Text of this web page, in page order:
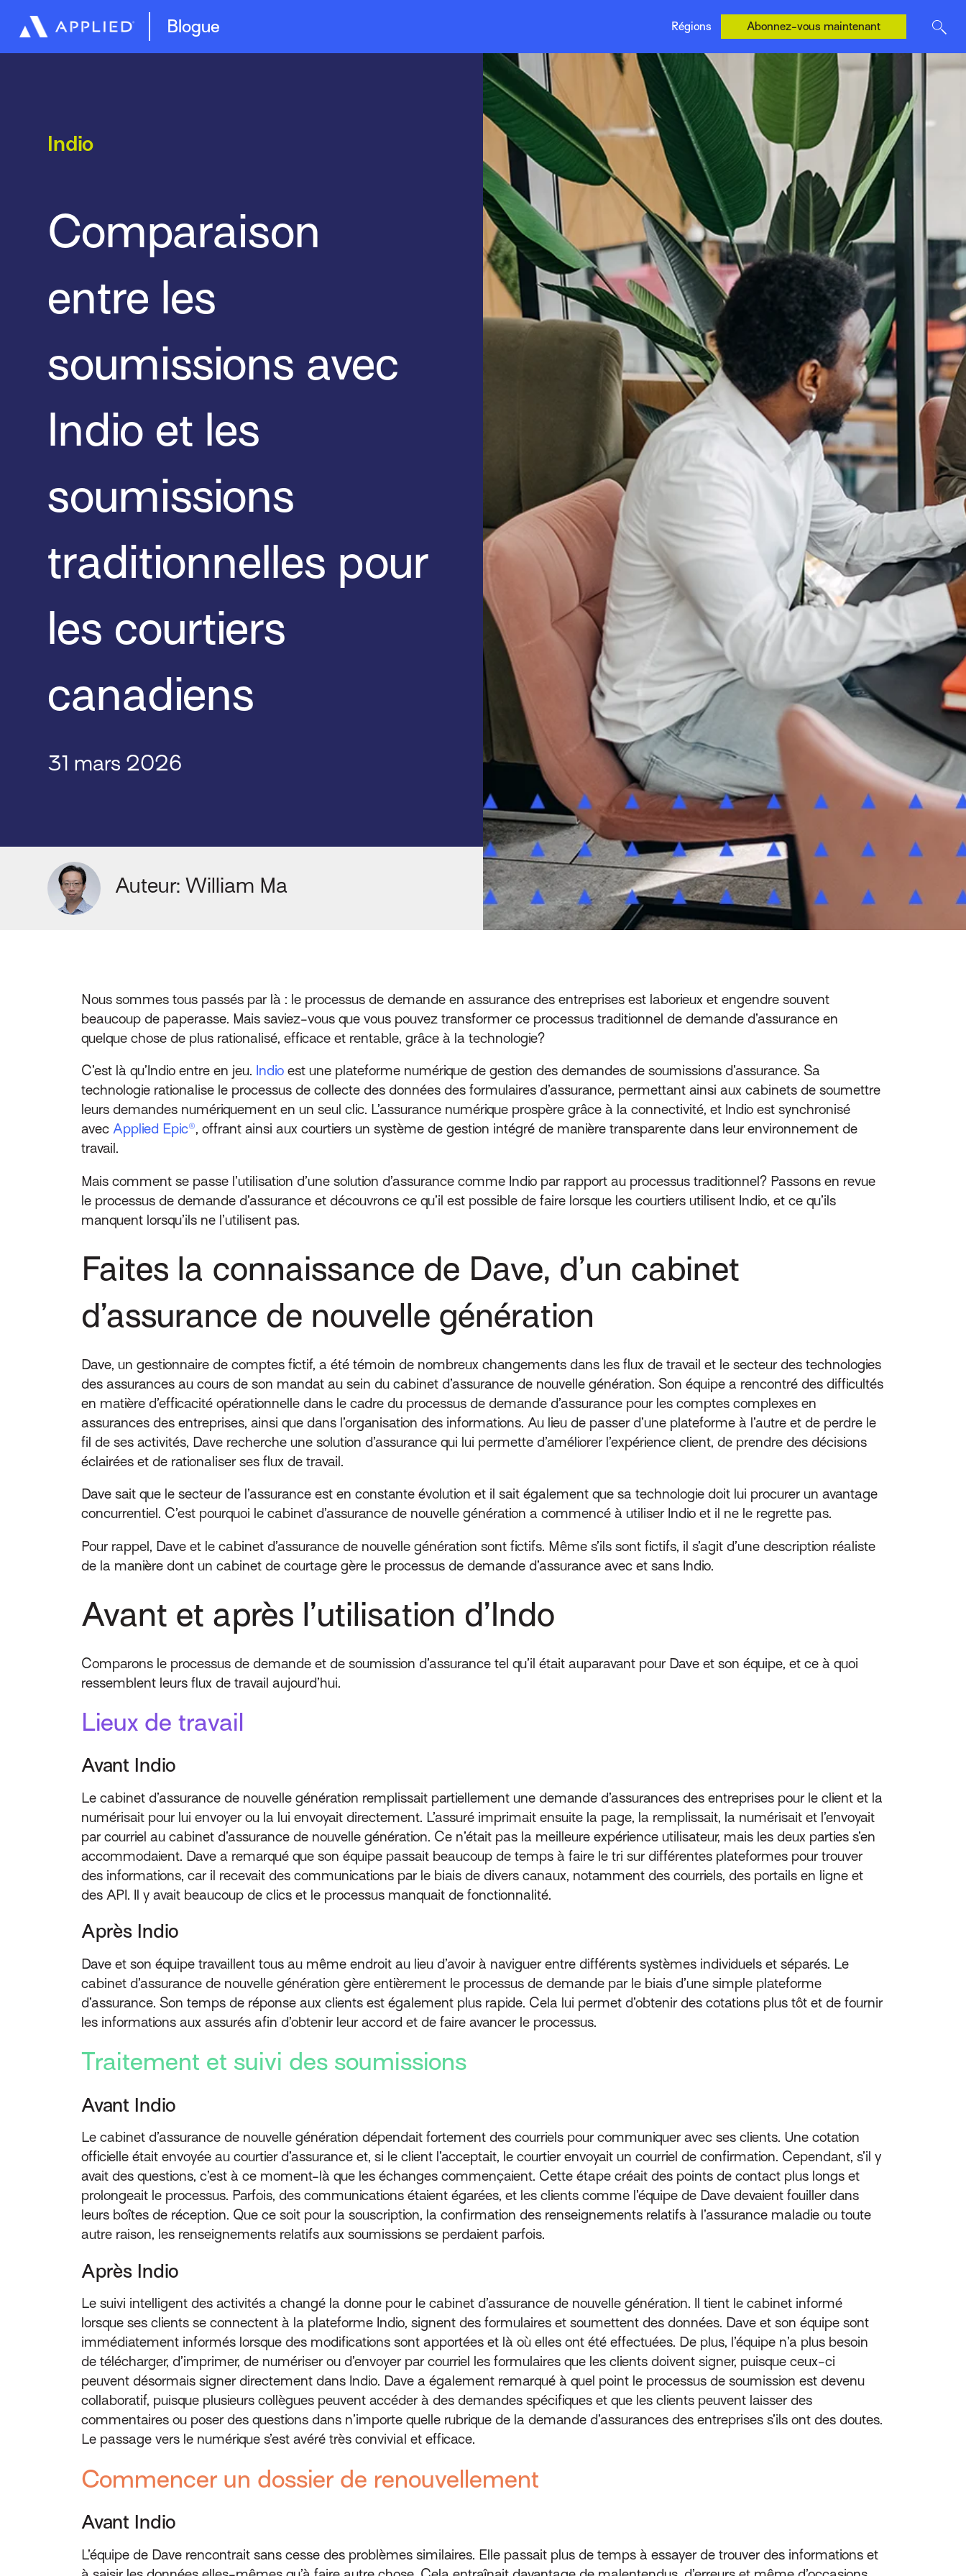
Blogue Régions
R. U. (Anglais)
Abonnez-vous maintenant
Indio
Comparaison
entre les
soumissions avec
Indio et les
soumissions
traditionnelles pour
les courtiers
canadiens
31 mars 2026
Auteur: William Ma
Nous sommes tous passés par là : le processus de demande en assurance des entreprises est laborieux et engendre souvent
beaucoup de paperasse. Mais saviez-vous que vous pouvez transformer ce processus traditionnel de demande d’assurance en
quelque chose de plus rationalisé, efficace et rentable, grâce à la technologie?
C’est là qu’Indio entre en jeu. Indio est une plateforme numérique de gestion des demandes de soumissions d’assurance. Sa
technologie rationalise le processus de collecte des données des formulaires d’assurance, permettant ainsi aux cabinets de soumettre
leurs demandes numériquement en un seul clic. L’assurance numérique prospère grâce à la connectivité, et Indio est synchronisé
avec Applied Epic®, offrant ainsi aux courtiers un système de gestion intégré de manière transparente dans leur environnement de
travail.
Mais comment se passe l’utilisation d’une solution d’assurance comme Indio par rapport au processus traditionnel? Passons en revue
le processus de demande d’assurance et découvrons ce qu’il est possible de faire lorsque les courtiers utilisent Indio, et ce qu’ils
manquent lorsqu’ils ne l’utilisent pas.
Faites la connaissance de Dave, d’un cabinet
d’assurance de nouvelle génération
Dave, un gestionnaire de comptes fictif, a été témoin de nombreux changements dans les flux de travail et le secteur des technologies
des assurances au cours de son mandat au sein du cabinet d’assurance de nouvelle génération. Son équipe a rencontré des difficultés
en matière d’efficacité opérationnelle dans le cadre du processus de demande d’assurance pour les comptes complexes en
assurances des entreprises, ainsi que dans l’organisation des informations. Au lieu de passer d’une plateforme à l’autre et de perdre le
fil de ses activités, Dave recherche une solution d’assurance qui lui permette d’améliorer l’expérience client, de prendre des décisions
éclairées et de rationaliser ses flux de travail.
Dave sait que le secteur de l’assurance est en constante évolution et il sait également que sa technologie doit lui procurer un avantage
concurrentiel. C’est pourquoi le cabinet d’assurance de nouvelle génération a commencé à utiliser Indio et il ne le regrette pas.
Pour rappel, Dave et le cabinet d’assurance de nouvelle génération sont fictifs. Même s’ils sont fictifs, il s’agit d’une description réaliste
de la manière dont un cabinet de courtage gère le processus de demande d’assurance avec et sans Indio.
Avant et après l’utilisation d’Indo
Comparons le processus de demande et de soumission d’assurance tel qu’il était auparavant pour Dave et son équipe, et ce à quoi
ressemblent leurs flux de travail aujourd’hui.
Lieux de travail
Avant Indio
Le cabinet d’assurance de nouvelle génération remplissait partiellement une demande d’assurances des entreprises pour le client et la
numérisait pour lui envoyer ou la lui envoyait directement. L’assuré imprimait ensuite la page, la remplissait, la numérisait et l’envoyait
par courriel au cabinet d’assurance de nouvelle génération. Ce n’était pas la meilleure expérience utilisateur, mais les deux parties s’en
accommodaient. Dave a remarqué que son équipe passait beaucoup de temps à faire le tri sur différentes plateformes pour trouver
des informations, car il recevait des communications par le biais de divers canaux, notamment des courriels, des portails en ligne et
des API. Il y avait beaucoup de clics et le processus manquait de fonctionnalité.
Après Indio
Dave et son équipe travaillent tous au même endroit au lieu d’avoir à naviguer entre différents systèmes individuels et séparés. Le
cabinet d’assurance de nouvelle génération gère entièrement le processus de demande par le biais d’une simple plateforme
d’assurance. Son temps de réponse aux clients est également plus rapide. Cela lui permet d’obtenir des cotations plus tôt et de fournir
les informations aux assurés afin d’obtenir leur accord et de faire avancer le processus.
Traitement et suivi des soumissions
Avant Indio
Le cabinet d’assurance de nouvelle génération dépendait fortement des courriels pour communiquer avec ses clients. Une cotation
officielle était envoyée au courtier d’assurance et, si le client l’acceptait, le courtier envoyait un courriel de confirmation. Cependant, s’il y
avait des questions, c’est à ce moment-là que les échanges commençaient. Cette étape créait des points de contact plus longs et
prolongeait le processus. Parfois, des communications étaient égarées, et les clients comme l’équipe de Dave devaient fouiller dans
leurs boîtes de réception. Que ce soit pour la souscription, la confirmation des renseignements relatifs à l’assurance maladie ou toute
autre raison, les renseignements relatifs aux soumissions se perdaient parfois.
Après Indio
Le suivi intelligent des activités a changé la donne pour le cabinet d’assurance de nouvelle génération. Il tient le cabinet informé
lorsque ses clients se connectent à la plateforme Indio, signent des formulaires et soumettent des données. Dave et son équipe sont
immédiatement informés lorsque des modifications sont apportées et là où elles ont été effectuées. De plus, l’équipe n’a plus besoin
de télécharger, d’imprimer, de numériser ou d’envoyer par courriel les formulaires que les clients doivent signer, puisque ceux-ci
peuvent désormais signer directement dans Indio. Dave a également remarqué à quel point le processus de soumission est devenu
collaboratif, puisque plusieurs collègues peuvent accéder à des demandes spécifiques et que les clients peuvent laisser des
commentaires ou poser des questions dans n’importe quelle rubrique de la demande d’assurances des entreprises s’ils ont des doutes.
Le passage vers le numérique s’est avéré très convivial et efficace.
Commencer un dossier de renouvellement
Avant Indio
L’équipe de Dave rencontrait sans cesse des problèmes similaires. Elle passait plus de temps à essayer de trouver des informations et